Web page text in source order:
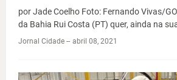
por Jade Coelho Foto: Fernando Vivas/
da Bahia Rui Costa (PT) quer, ainda na
Jornal Cidade -- abril 08, 2021